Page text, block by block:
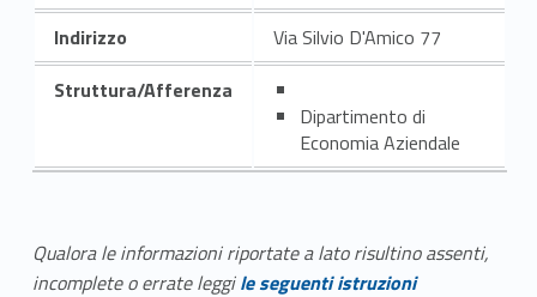
Indirizzo
Via Silvio D'Amico 77
Struttura/Afferenza
Dipartimento di
Economia Aziendale
Qualora le informazioni riportate a lato risultino assenti,
incomplete o errate leggile seguenti istruzioni